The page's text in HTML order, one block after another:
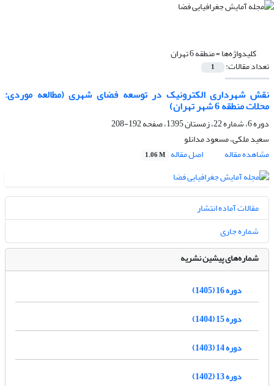
کلیدواژه‌ها =منطقه 6 تهران
تعداد مقالات: 1
نقش شهرداری الکترونیک در توسعه فضای شهری (مطالعه موردی:
محلات منطقه 6 شهر تهران)
دوره 6، شماره 22، زمستان 1395، صفحه
192-208
سعید ملکی، مسعود مدانلو
مشاهده مقاله
اصل مقاله 1.06 M
مقالات آماده انتشار
شماره جاری
شماره‌های پیشین نشریه
دوره 16 (1405)
دوره 15 (1404)
دوره 14 (1403)
دوره 13 (1402)